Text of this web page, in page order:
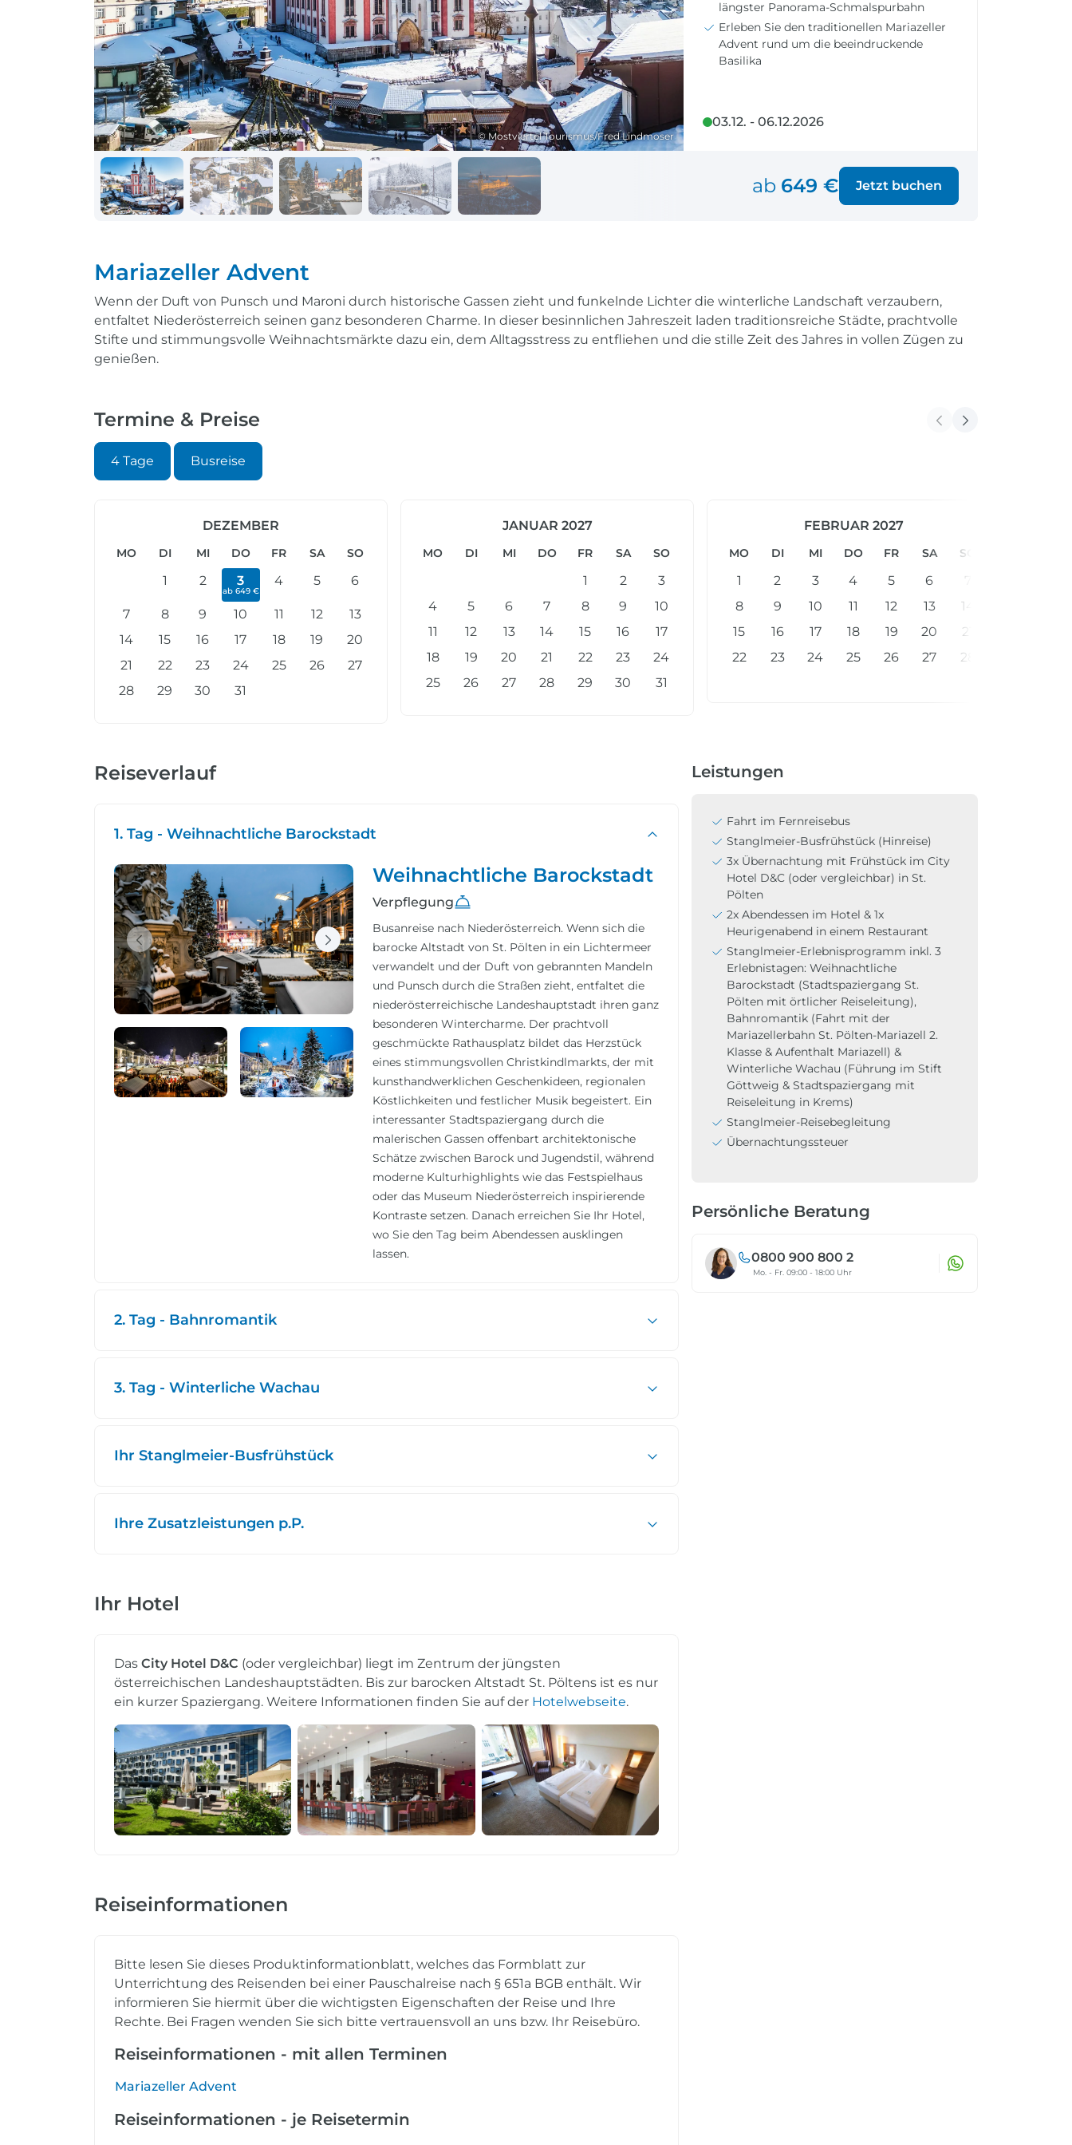
Frankreich Kroatien
Reisen mit
Durchführungsgarantie
Letzte Plätze sichern
Reisekalender
Ihr perfekt geplantes Jahr
Abfahrtsstellen
Alles auf einen Blick
Alle Reiseziele
Reisen mit
Durchführungsgarantie
Letzte Plätze sichern
Reisekalender
Ihr perfekt geplantes Jahr
Ihr Weg zum Flughafen
Flughafentransfer & Parken
Einreisebestimmungen
Alles Wichtige
Landausflüge buchen
© Mostviertel Tourismus/Fred Lindmoser
längster Panorama-Schmalspurbahn
Erleben Sie den traditionellen Mariazeller
Advent rund um die beeindruckende
Basilika
03.12. - 06.12.2026
ab 649 € Jetzt buchen
Mariazeller Advent
Wenn der Duft von Punsch und Maroni durch historische Gassen zieht und funkelnde Lichter die winterliche Landschaft verzaubern,
entfaltet Niederösterreich seinen ganz besonderen Charme. In dieser besinnlichen Jahreszeit laden traditionsreiche Städte, prachtvolle
Stifte und stimmungsvolle Weihnachtsmärkte dazu ein, dem Alltagsstress zu entfliehen und die stille Zeit des Jahres in vollen Zügen zu
genießen.
Termine & Preise
4 Tage Busreise
DEZEMBER
MO DI MI DO FR SA SO
1 2 3
ab 649 €
4 5 6
7 8 9 10 11 12
13
14
15 16 17 18 19
20
21
22 23 24 25 26
27
28
29 30 31
JANUAR 2027
MO DI MI DO FR SA SO
1 2
3
4
5 6 7 8 9
10
11
12 13 14 15 16
17
18
19 20 21 22 23
24
25
26 27 28 29 30 31
FEBRUAR 2027
MO DI MI DO FR SA SO
1 2 3 4 5 6
7
8
9 10 11 12 13
14
15
16 17 18 19 20
21
22
23 24 25 26 27 28
Reiseverlauf
1. Tag - Weihnachtliche Barockstadt
Weihnachtliche Barockstadt
Verpflegung
Busanreise nach Niederösterreich. Wenn sich die
barocke Altstadt von St. Pölten in ein Lichtermeer
verwandelt und der Duft von gebrannten Mandeln
und Punsch durch die Straßen zieht, entfaltet die
niederösterreichische Landeshauptstadt ihren ganz
besonderen Wintercharme. Der prachtvoll
geschmückte Rathausplatz bildet das Herzstück
eines stimmungsvollen Christkindlmarkts, der mit
kunsthandwerklichen Geschenkideen, regionalen
Köstlichkeiten und festlicher Musik begeistert. Ein
interessanter Stadtspaziergang durch die
malerischen Gassen offenbart architektonische
Schätze zwischen Barock und Jugendstil, während
moderne Kulturhighlights wie das Festspielhaus
oder das Museum Niederösterreich inspirierende
Kontraste setzen. Danach erreichen Sie Ihr Hotel,
wo Sie den Tag beim Abendessen ausklingen
lassen.
2. Tag - Bahnromantik
3. Tag - Winterliche Wachau
Ihr Stanglmeier-Busfrühstück
Ihre Zusatzleistungen p.P.
Ihr Hotel
Das City Hotel D&C (oder vergleichbar) liegt im Zentrum der jüngsten
österreichischen Landeshauptstädten. Bis zur barocken Altstadt St. Pöltens ist es nur
ein kurzer Spaziergang. Weitere Informationen finden Sie auf der Hotelwebseite.
Reiseinformationen
Bitte lesen Sie dieses Produktinformationblatt, welches das Formblatt zur
Unterrichtung des Reisenden bei einer Pauschalreise nach § 651a BGB enthält. Wir
informieren Sie hiermit über die wichtigsten Eigenschaften der Reise und Ihre
Rechte. Bei Fragen wenden Sie sich bitte vertrauensvoll an uns bzw. Ihr Reisebüro.
Reiseinformationen - mit allen Terminen
Mariazeller Advent
Reiseinformationen - je Reisetermin
Leistungen
Fahrt im Fernreisebus
Stanglmeier-Busfrühstück (Hinreise)
3x Übernachtung mit Frühstück im City
Hotel D&C (oder vergleichbar) in St.
Pölten
2x Abendessen im Hotel & 1x
Heurigenabend in einem Restaurant
Stanglmeier-Erlebnisprogramm inkl. 3
Erlebnistagen: Weihnachtliche
Barockstadt (Stadtspaziergang St.
Pölten mit örtlicher Reiseleitung),
Bahnromantik (Fahrt mit der
Mariazellerbahn St. Pölten-Mariazell 2.
Klasse & Aufenthalt Mariazell) &
Winterliche Wachau (Führung im Stift
Göttweig & Stadtspaziergang mit
Reiseleitung in Krems)
Stanglmeier-Reisebegleitung
Übernachtungssteuer
Persönliche Beratung
0800 900 800 2
Mo. - Fr. 09:00 - 18:00 Uhr